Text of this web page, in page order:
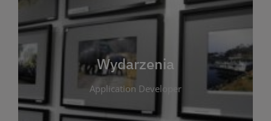
Wydarzenia
Application Developer
wszystkich wydarzeniach organizowanych przez
bibliotekę. Znajdziesz tu zapowiedzi spotkań
autorskich, warsztatów, prelekcji i zajęć
tematycznych dla różnych grup wiekowych. Każde
wydarzenie ma na celu promowanie kultury
czytelniczej oraz integrację społeczności lokalnej.
Dzięki kalendarzowi wydarzeń możesz łatwo